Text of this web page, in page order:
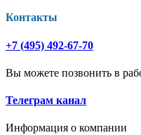
Контакты
+7 (495) 492-67-70
Вы можете позвонить в
Телеграм канал
Информация о компании